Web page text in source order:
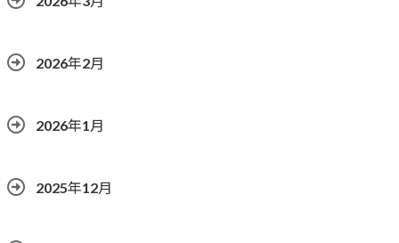
2026年2月
2026年1月
2025年12月